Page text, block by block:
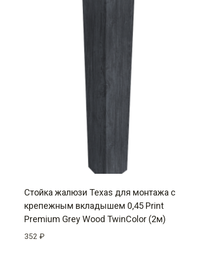
Стойка жалюзи Texas для монтажа с
крепежным вкладышем 0,45 Print
Premium Grey Wood TwinColor (2м)
352 ₽